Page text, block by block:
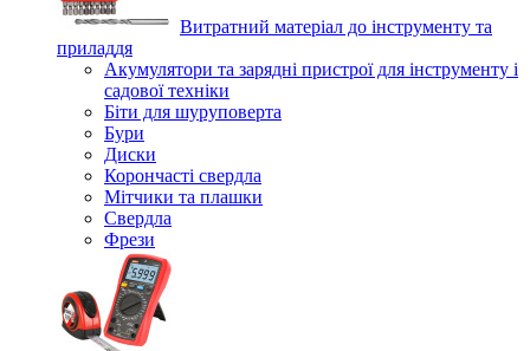
Витратний матеріал до інструменту та
приладдя
Акумулятори та зарядні пристрої для інструменту і
садової техніки
Біти для шуруповерта
Бури
Диски
Корончасті свердла
Мітчики та плашки
Свердла
Фрези